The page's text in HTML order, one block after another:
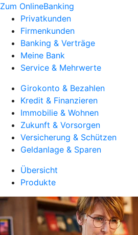
Zum OnlineBanking
Privatkunden
Firmenkunden
Banking & Verträge
Meine Bank
Service & Mehrwerte
Girokonto & Bezahlen
Kredit & Finanzieren
Immobilie & Wohnen
Zukunft & Vorsorgen
Versicherung & Schützen
Geldanlage & Sparen
Übersicht
Produkte